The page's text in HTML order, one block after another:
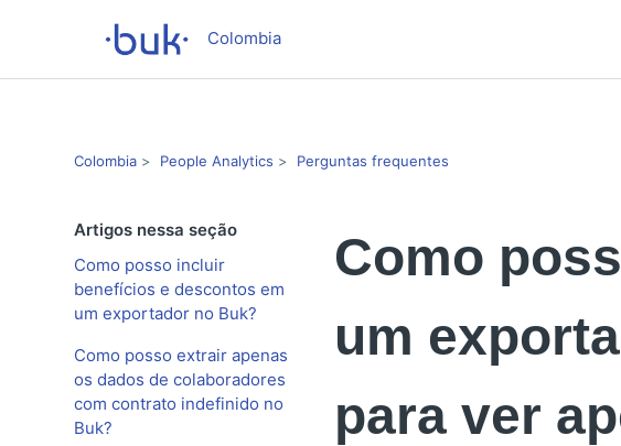
Colombia
Colombia People Analytics Perguntas frequentes
Artigos nessa seção
Como posso incluir
benefícios e descontos em
um exportador no Buk?
Como posso extrair apenas
os dados de colaboradores
com contrato indefinido no
Buk?
Como
um
para ver